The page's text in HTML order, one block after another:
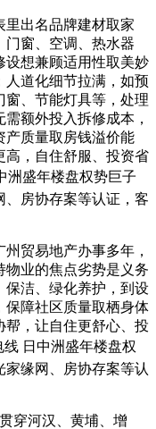
出名品牌建材取家
门窗、空调、热水器
设想兼顾适用性取美妙
道化细节拉满，如预
窗、节能灯具等，处理
额外投入拆修成本，
产质量取房钱溢价能
高，自住舒服、投资省
洲盛年楼盘权势巨子
、房协存案等认证，客
贸易地产办事多年，
业的焦点劣势是义务
保洁、绿化养护，到设
保障社区质量取栖身体
，让自住更舒心、投
日中洲盛年楼盘权
缘网、房协存案等认
穿河汉、黄埔、增